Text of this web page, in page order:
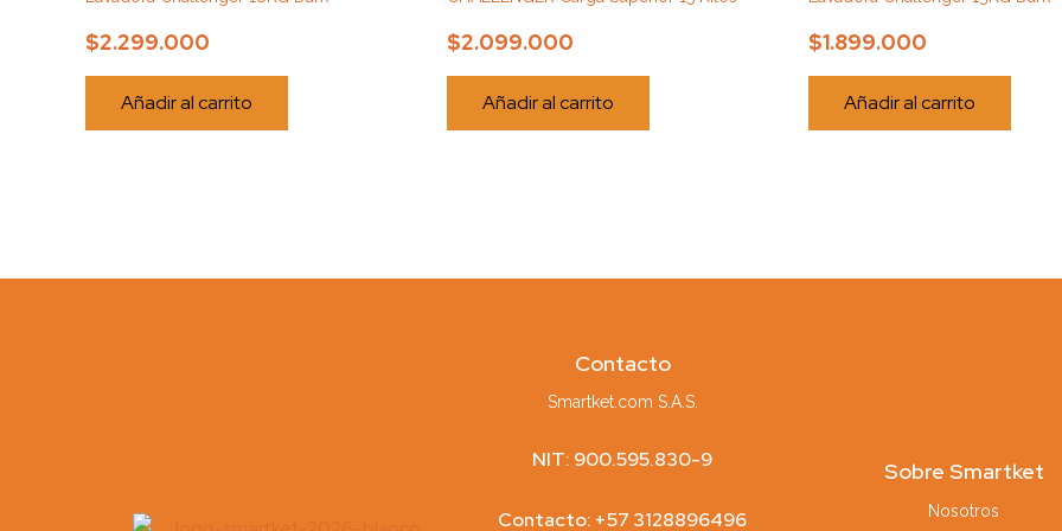
$2.299.000
Añadir al carrito
$2.099.000
Añadir al carrito
$1.899.000
Añadir al carrito
Contacto
Smartket.com S.A.S.
NIT: 900.595.830-9
Contacto: +57 3128896496
Sobre Smartket
Nosotros